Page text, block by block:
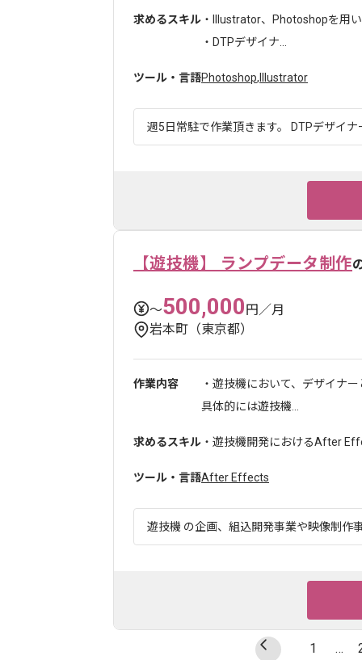
求めるスキル ・Illustrator、Photoshopを用
・DTPデザイナ...
ツール・言語Photoshop, Illustrator
週5日常駐で作業頂きます。 DTPデザイ
【遊技機】 ランプデータ制作
〜500,000円／月
岩本町（東京都）
作業内容
・遊技機において、デザイナ
具体的には遊技機...
求めるスキル ・遊技機開発におけるAfter
ツール・言語After Effects
遊技機 の企画、組込開発事業や映像制作
1 …